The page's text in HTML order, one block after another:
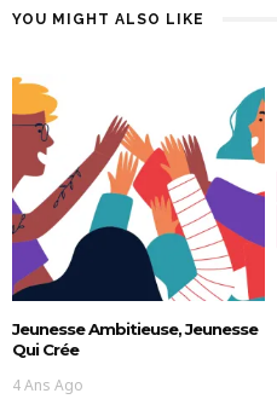
YOU MIGHT ALSO LIKE
Jeunesse Ambitieuse, Jeunesse
Qui Crée
4 Ans Ago